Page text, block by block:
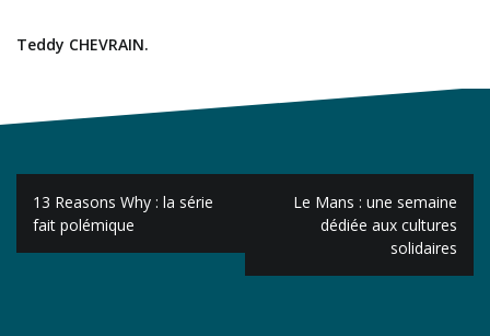
Teddy CHEVRAIN.
Navigation
de
l’article
13 Reasons Why : la série
fait polémique
Le Mans : une semaine
dédiée aux cultures
solidaires